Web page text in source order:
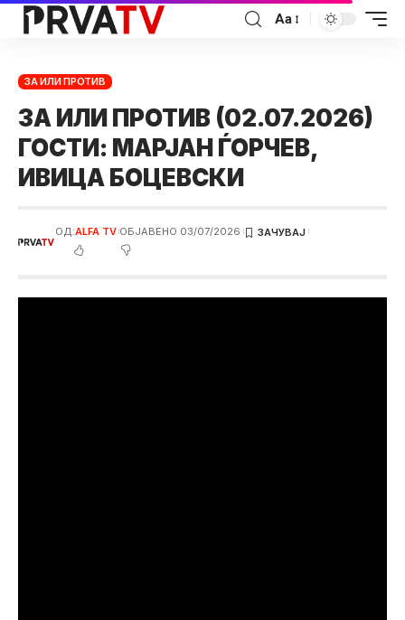
Аа
ЗА ИЛИ ПРОТИВ
ЗА ИЛИ ПРОТИВ (02.07.2026)
ГОСТИ: МАРЈАН ЃОРЧЕВ,
ИВИЦА БОЦЕВСКИ
ОД:ALFA TV ОБЈАВЕНО 03/07/2026